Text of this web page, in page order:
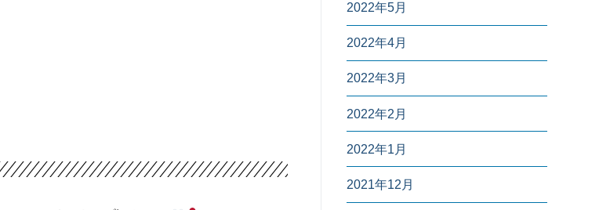
2022年5月
2022年4月
2022年3月
2022年2月
2022年1月
2021年12月